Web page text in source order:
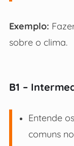
Exemplo:
sobre o clima.
B1 –
Entende
comuns